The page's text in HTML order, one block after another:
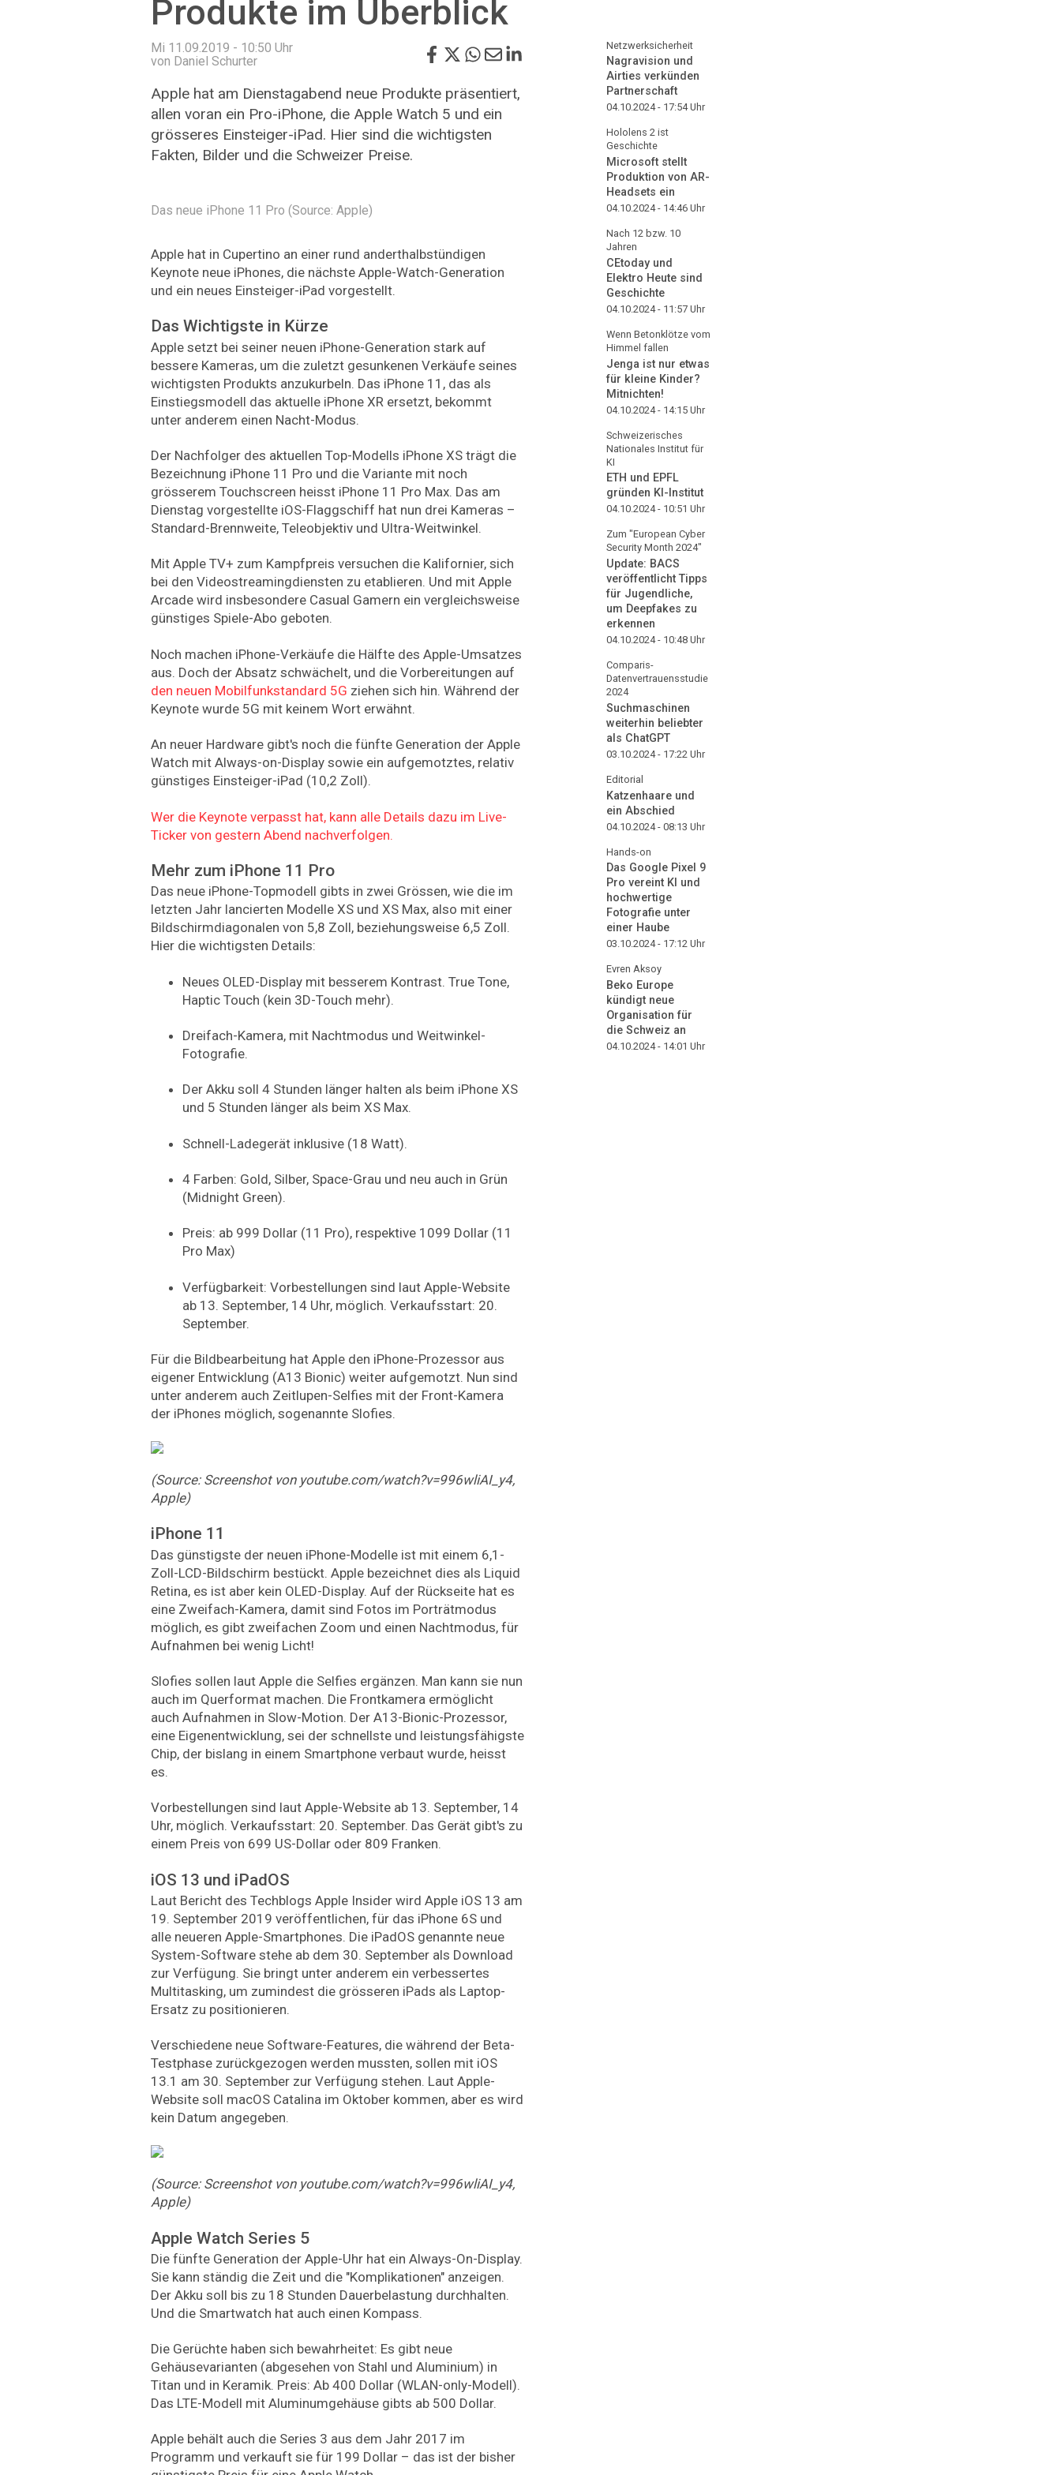
Produkte im Überblick
Mi 11.09.2019 - 10:50 Uhr
von Daniel Schurter
Apple hat am Dienstagabend neue Produkte präsentiert,
allen voran ein Pro-iPhone, die Apple Watch 5 und ein
grösseres Einsteiger-iPad. Hier sind die wichtigsten
Fakten, Bilder und die Schweizer Preise.
Das neue iPhone 11 Pro (Source: Apple)
Apple hat in Cupertino an einer rund anderthalbstündigen
Keynote neue iPhones, die nächste Apple-Watch-Generation
und ein neues Einsteiger-iPad vorgestellt.
Das Wichtigste in Kürze
Apple setzt bei seiner neuen iPhone-Generation stark auf
bessere Kameras, um die zuletzt gesunkenen Verkäufe seines
wichtigsten Produkts anzukurbeln. Das iPhone 11, das als
Einstiegsmodell das aktuelle iPhone XR ersetzt, bekommt
unter anderem einen Nacht-Modus.
Der Nachfolger des aktuellen Top-Modells iPhone XS trägt die
Bezeichnung iPhone 11 Pro und die Variante mit noch
grösserem Touchscreen heisst iPhone 11 Pro Max. Das am
Dienstag vorgestellte iOS-Flaggschiff hat nun drei Kameras –
Standard-Brennweite, Teleobjektiv und Ultra-Weitwinkel.
Mit Apple TV+ zum Kampfpreis versuchen die Kalifornier, sich
bei den Videostreamingdiensten zu etablieren. Und mit Apple
Arcade wird insbesondere Casual Gamern ein vergleichsweise
günstiges Spiele-Abo geboten.
Noch machen iPhone-Verkäufe die Hälfte des Apple-Umsatzes
aus. Doch der Absatz schwächelt, und die Vorbereitungen auf
den neuen Mobilfunkstandard 5G ziehen sich hin. Während der
Keynote wurde 5G mit keinem Wort erwähnt.
An neuer Hardware gibt's noch die fünfte Generation der Apple
Watch mit Always-on-Display sowie ein aufgemotztes, relativ
günstiges Einsteiger-iPad (10,2 Zoll).
Wer die Keynote verpasst hat, kann alle Details dazu im Live-
Ticker von gestern Abend nachverfolgen.
Mehr zum iPhone 11 Pro
Das neue iPhone-Topmodell gibts in zwei Grössen, wie die im
letzten Jahr lancierten Modelle XS und XS Max, also mit einer
Bildschirmdiagonalen von 5,8 Zoll, beziehungsweise 6,5 Zoll.
Hier die wichtigsten Details:
Neues OLED-Display mit besserem Kontrast. True Tone,
Haptic Touch (kein 3D-Touch mehr).
Dreifach-Kamera, mit Nachtmodus und Weitwinkel-
Fotografie.
Der Akku soll 4 Stunden länger halten als beim iPhone XS
und 5 Stunden länger als beim XS Max.
Schnell-Ladegerät inklusive (18 Watt).
4 Farben: Gold, Silber, Space-Grau und neu auch in Grün
(Midnight Green).
Preis: ab 999 Dollar (11 Pro), respektive 1099 Dollar (11
Pro Max)
Verfügbarkeit: Vorbestellungen sind laut Apple-Website
ab 13. September, 14 Uhr, möglich. Verkaufsstart: 20.
September.
Für die Bildbearbeitung hat Apple den iPhone-Prozessor aus
eigener Entwicklung (A13 Bionic) weiter aufgemotzt. Nun sind
unter anderem auch Zeitlupen-Selfies mit der Front-Kamera
der iPhones möglich, sogenannte Slofies.
(Source: Screenshot von youtube.com/watch?v=996wliAI_y4,
Apple)
iPhone 11
Das günstigste der neuen iPhone-Modelle ist mit einem 6,1-
Zoll-LCD-Bildschirm bestückt. Apple bezeichnet dies als Liquid
Retina, es ist aber kein OLED-Display. Auf der Rückseite hat es
eine Zweifach-Kamera, damit sind Fotos im Porträtmodus
möglich, es gibt zweifachen Zoom und einen Nachtmodus, für
Aufnahmen bei wenig Licht!
Slofies sollen laut Apple die Selfies ergänzen. Man kann sie nun
auch im Querformat machen. Die Frontkamera ermöglicht
auch Aufnahmen in Slow-Motion. Der A13-Bionic-Prozessor,
eine Eigenentwicklung, sei der schnellste und leistungsfähigste
Chip, der bislang in einem Smartphone verbaut wurde, heisst
es.
Vorbestellungen sind laut Apple-Website ab 13. September, 14
Uhr, möglich. Verkaufsstart: 20. September. Das Gerät gibt's zu
einem Preis von 699 US-Dollar oder 809 Franken.
iOS 13 und iPadOS
Laut Bericht des Techblogs Apple Insider wird Apple iOS 13 am
19. September 2019 veröffentlichen, für das iPhone 6S und
alle neueren Apple-Smartphones. Die iPadOS genannte neue
System-Software stehe ab dem 30. September als Download
zur Verfügung. Sie bringt unter anderem ein verbessertes
Multitasking, um zumindest die grösseren iPads als Laptop-
Ersatz zu positionieren.
Verschiedene neue Software-Features, die während der Beta-
Testphase zurückgezogen werden mussten, sollen mit iOS
13.1 am 30. September zur Verfügung stehen. Laut Apple-
Website soll macOS Catalina im Oktober kommen, aber es wird
kein Datum angegeben.
(Source: Screenshot von youtube.com/watch?v=996wliAI_y4,
Apple)
Apple Watch Series 5
Die fünfte Generation der Apple-Uhr hat ein Always-On-Display.
Sie kann ständig die Zeit und die "Komplikationen" anzeigen.
Der Akku soll bis zu 18 Stunden Dauerbelastung durchhalten.
Und die Smartwatch hat auch einen Kompass.
Die Gerüchte haben sich bewahrheitet: Es gibt neue
Gehäusevarianten (abgesehen von Stahl und Aluminium) in
Titan und in Keramik. Preis: Ab 400 Dollar (WLAN-only-Modell).
Das LTE-Modell mit Aluminumgehäuse gibts ab 500 Dollar.
Apple behält auch die Series 3 aus dem Jahr 2017 im
Programm und verkauft sie für 199 Dollar – das ist der bisher
Netzwerksicherheit
Nagravision und
Airties verkünden
Partnerschaft
04.10.2024 - 17:54Uhr
Hololens 2 ist
Geschichte
Microsoft stellt
Produktion von AR-
Headsets ein
04.10.2024 - 14:46 Uhr
Nach 12 bzw. 10
Jahren
CEtoday und
Elektro Heute sind
Geschichte
04.10.2024 - 11:57 Uhr
Wenn Betonklötze vom
Himmel fallen
Jenga ist nur etwas
für kleine Kinder?
Mitnichten!
04.10.2024 - 14:15 Uhr
Schweizerisches
Nationales Institut für
KI
ETH und EPFL
gründen KI-Institut
04.10.2024 - 10:51 Uhr
Zum "European Cyber
Security Month 2024"
Update: BACS
veröffentlicht Tipps
für Jugendliche,
um Deepfakes zu
erkennen
04.10.2024 - 10:48 Uhr
Comparis-
Datenvertrauensstudie
2024
Suchmaschinen
weiterhin beliebter
als ChatGPT
03.10.2024 - 17:22 Uhr
Editorial
Katzenhaare und
ein Abschied
04.10.2024 - 08:13 Uhr
Hands-on
Das Google Pixel 9
Pro vereint KI und
hochwertige
Fotografie unter
einer Haube
03.10.2024 - 17:12 Uhr
Evren Aksoy
Beko Europe
kündigt neue
Organisation für
die Schweiz an
04.10.2024 - 14:01 Uhr